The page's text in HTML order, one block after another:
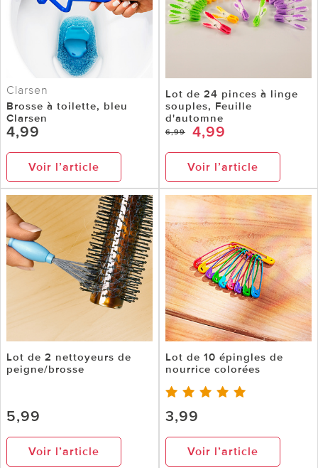
Clarsen
Brosse à toilette, bleu
Clarsen
4,99
Voir l’article
Lot de 24 pinces à linge
souples, Feuille
d'automne
6,99 4,99
Voir l’article
Lot de 2 nettoyeurs de
peigne/brosse
5,99
Voir l’article
Lot de 10 épingles de
nourrice colorées
3,99
Voir l’article